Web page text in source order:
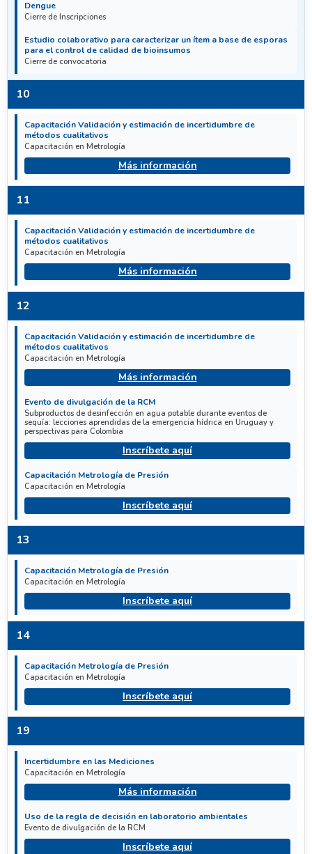
Dengue
Cierre de Inscripciones
Estudio colaborativo para caracterizar un ítem a base de esporas
para el control de calidad de bioinsumos
Cierre de convocatoria
10
Capacitación Validación y estimación de incertidumbre de
métodos cualitativos
Capacitación en Metrología
Más información
11
Capacitación Validación y estimación de incertidumbre de
métodos cualitativos
Capacitación en Metrología
Más información
12
Capacitación Validación y estimación de incertidumbre de
métodos cualitativos
Capacitación en Metrología
Más información
Evento de divulgación de la RCM
Subproductos de desinfección en agua potable durante eventos de
sequía: lecciones aprendidas de la emergencia hídrica en Uruguay y
perspectivas para Colombia
Inscríbete aquí
Capacitación Metrología de Presión
Capacitación en Metrología
Inscríbete aquí
13
Capacitación Metrología de Presión
Capacitación en Metrología
Inscríbete aquí
14
Capacitación Metrología de Presión
Capacitación en Metrología
Inscríbete aquí
19
Incertidumbre en las Mediciones
Capacitación en Metrología
Más información
Uso de la regla de decisión en laboratorio ambientales
Evento de divulgación de la RCM
Inscríbete aquí